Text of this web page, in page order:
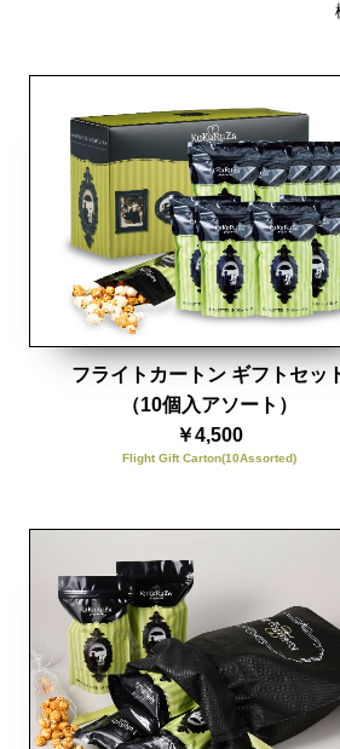
Flight Gift Carton(10Assorted)
フライトカートン ギフトセッ
（10個入アソート）
￥4,500